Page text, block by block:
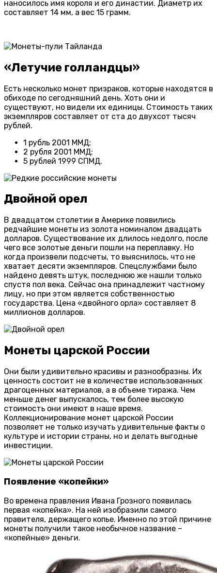
наносилось имя короля и его династии. Диаметр их
составляет 14 мм, а вес 15 грамм.
«Летучие голландцы»
Есть несколько монет призраков, которые находятся в
обиходе по сегодняшний день. Хоть они и
существуют, но видели их единицы. Стоимость таких
экземпляров составляет от ста до двухсот тысяч
рублей.
1 рубль 2001 ММД;
2 рубля 2001 ММД;
5 рублей 1999 СПМД.
Двойной орел
В двадцатом столетии в Америке появились
редчайшие монеты из золота номиналом двадцать
долларов. Существование их длилось недолго, после
чего все золотые деньги пошли на переплавку. Но
когда произвели подсчеты, то выяснилось, что не
хватает десяти экземпляров. Спецслужбами было
найдено девять штук, последнюю же нашли только
спустя пол века. Сейчас она принадлежит частному
лицу, но при этом является собственностью
государства. Цена «двойного орла» составляет 8
миллионов долларов.
Монеты царской России
Они были удивительно красивы и разнообразны. Их
ценность состоит не в количестве использованных
драгоценных материалов, а в объеме тиража. Чем
меньше денег выпускалось, тем более высокую
стоимость они имеют в наше время.
Коллекционирование монет царской России
позволяет не только изучать удивительные факты о
культуре и истории страны, но и делать выгодные
инвестиции.
Появление «копейки»
Во времена правления Ивана Грозного появилась
первая «копейка». На ней изобразили самого
правителя, держащего копье. Именно по этой причине
монеты получили такое необычное название –
«копейные» деньги.